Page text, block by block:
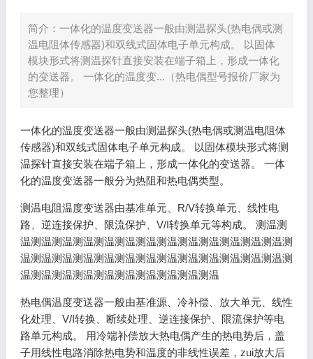
简介：一体化的温度变送器一般由测温探头(热电偶或测
温电阻体传感器)和双线式固体电子单元构成。 以固体
模块形式将测温探针直接安装在端子箱上，形成一体化
的变送器。 一体化的温度变...（热电偶型号报价厂家为
您整理）
一体化的温度变送器一般由测温探头(热电偶或测温电阻体
传感器)和双线式固体电子单元构成。 以固体模块形式将测
温探针直接安装在端子箱上，形成一体化的变送器。 一体
化的温度变送器一般分为热阻和热电偶类型。
测温电阻温度变送器由基准单元、R/V转换单元、线性电
路、逆连接保护、限流保护、V/I转换单元等构成。 测温测
温测温测温测温测温测温测温测温测温测温测温测温测温测
温测温测温测温测温测温测温测温测温测温测温测温测温测
温测温测温测温测温测温测温测温测温测温
热电偶温度变送器一般由基准源、冷补偿、放大单元、线性
化处理、V/I转换、断续处理、逆连接保护、限流保护等电
路单元构成。 用冷端补偿放大热电偶产生的热电势后，盖
子用线性电路消除热电势和温度的非线性误差，zui放大后